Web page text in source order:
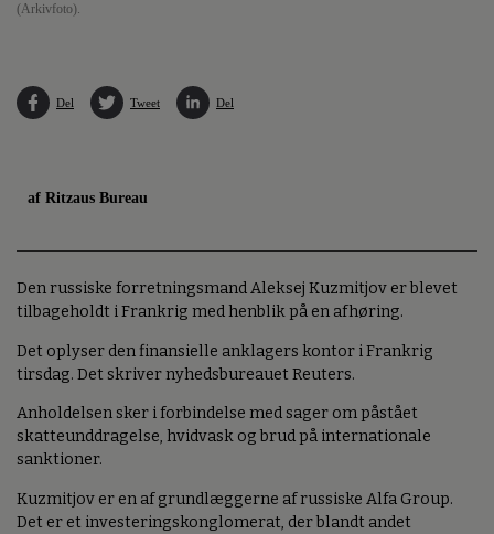
(Arkivfoto).
Del Tweet Del
af Ritzaus Bureau
Den russiske forretningsmand Aleksej Kuzmitjov er blevet
tilbageholdt i Frankrig med henblik på en afhøring.
Det oplyser den finansielle anklagers kontor i Frankrig
tirsdag. Det skriver nyhedsbureauet Reuters.
Anholdelsen sker i forbindelse med sager om påstået
skatteunddragelse, hvidvask og brud på internationale
sanktioner.
Kuzmitjov er en af grundlæggerne af russiske Alfa Group.
Det er et investeringskonglomerat, der blandt andet